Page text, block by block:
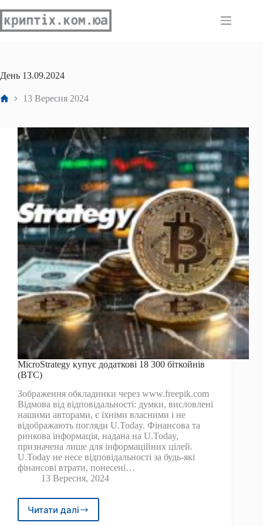
до
вмісту
День 13.09.2024
Головна13 Вересня 2024
MicroStrategy купує додаткові 18 300 біткойнів
(BTC)
Зображення обкладинки через www.freepik.com
Відмова від відповідальності: думки, висловлені
нашими авторами, є їхніми власними і не
відображають погляди U.Today. Фінансова та
ринкова інформація, надана на U.Today,
призначена лише для інформаційних цілей.
U.Today не несе відповідальності за будь-які
фінансові втрати, понесені…
13 Вересня, 2024
Читати даліMicroStrategy